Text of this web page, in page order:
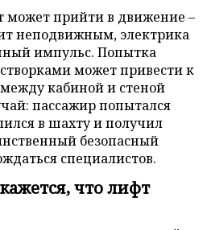
прийти в движение –
неподвижным, электрика
импульс. Попытка
может привести к
кабиной и стеной
пассажир попытался
в шахту и получил
безопасный
специалистов.
что лифт